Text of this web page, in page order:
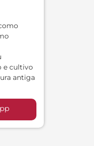
e cultivo
antiga